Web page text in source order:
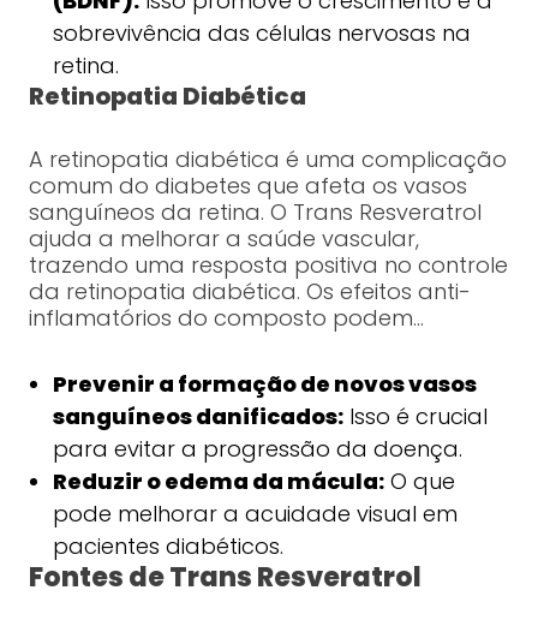
sobrevivência das células nervosas na
retina.
Retinopatia Diabética
A retinopatia diabética é uma complicação
comum do diabetes que afeta os vasos
sanguíneos da retina. O Trans Resveratrol
ajuda a melhorar a saúde vascular,
trazendo uma resposta positiva no controle
da retinopatia diabética. Os efeitos anti-
inflamatórios do composto podem…
Prevenir a formação de novos vasos
sanguíneos danificados:Isso é crucial
para evitar a progressão da doença.
Reduzir o edema da mácula:O que
pode melhorar a acuidade visual em
pacientes diabéticos.
Fontes de Trans Resveratrol